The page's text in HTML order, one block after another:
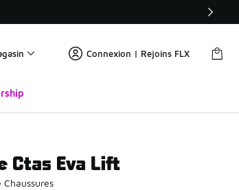
Connexion | Rejoins FLX
Ctas Eva Lift